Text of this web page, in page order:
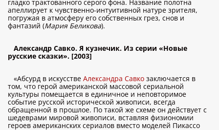
гладко трактованного серого фона. Название полотна
апеллирует к чувственно-интуитивной натуре зрителя,
погружая в атмосферу его собственных грез, снов и
фантазий (Мария Беликова).
Александр Савко. Я кузнечик. Из серии «Новые
русские сказки». [2003]
«Абсурд в искусстве Александра Савко заключается в
том, что герой американской массовой сериальной
культуры помещается в единичное и неповторимое
событие русской исторической живописи, всегда
обращенной в прошлое. По такой же схеме он действует с
шедеврами мировой живописи, вставляя физиономии
героев американских сериалов вместо моделей Пикассо